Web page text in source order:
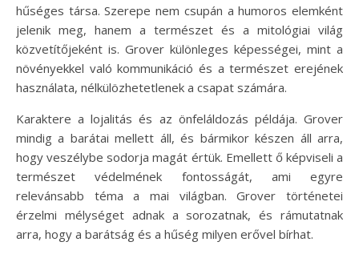
hűséges társa. Szerepe nem csupán a humoros elemként
jelenik meg, hanem a természet és a mitológiai világ
közvetítőjeként is. Grover különleges képességei, mint a
növényekkel való kommunikáció és a természet erejének
használata, nélkülözhetetlenek a csapat számára.
Karaktere a lojalitás és az önfeláldozás példája. Grover
mindig a barátai mellett áll, és bármikor készen áll arra,
hogy veszélybe sodorja magát értük. Emellett ő képviseli a
természet védelmének fontosságát, ami egyre
relevánsabb téma a mai világban. Grover történetei
érzelmi mélységet adnak a sorozatnak, és rámutatnak
arra, hogy a barátság és a hűség milyen erővel bírhat.